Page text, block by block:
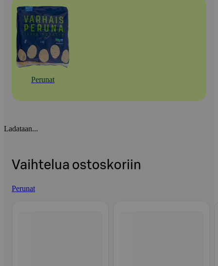
Perunat
Ladataan...
Vaihtelua ostoskoriin
Perunat